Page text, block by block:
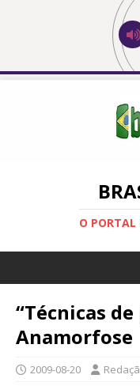
O PORTAL
“Técnicas
Anamorfose
2009-08-20